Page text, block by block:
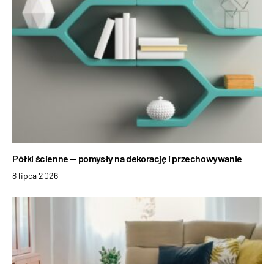
Półki ścienne — pomysły na dekorację i przechowywanie
8 lipca 2026